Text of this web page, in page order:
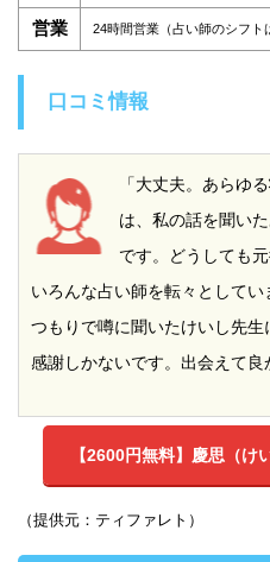
営業 24時間営業（占い師のシフト
口コミ情報
「大丈夫。あらゆ
は、私の話を聞い
です。どうしても
いろんな占い師を転々として
つもりで噂に聞いたけいし先
感謝しかないです。出会えて
【2600円無料】 慶思（け
（提供元：ティファレト）